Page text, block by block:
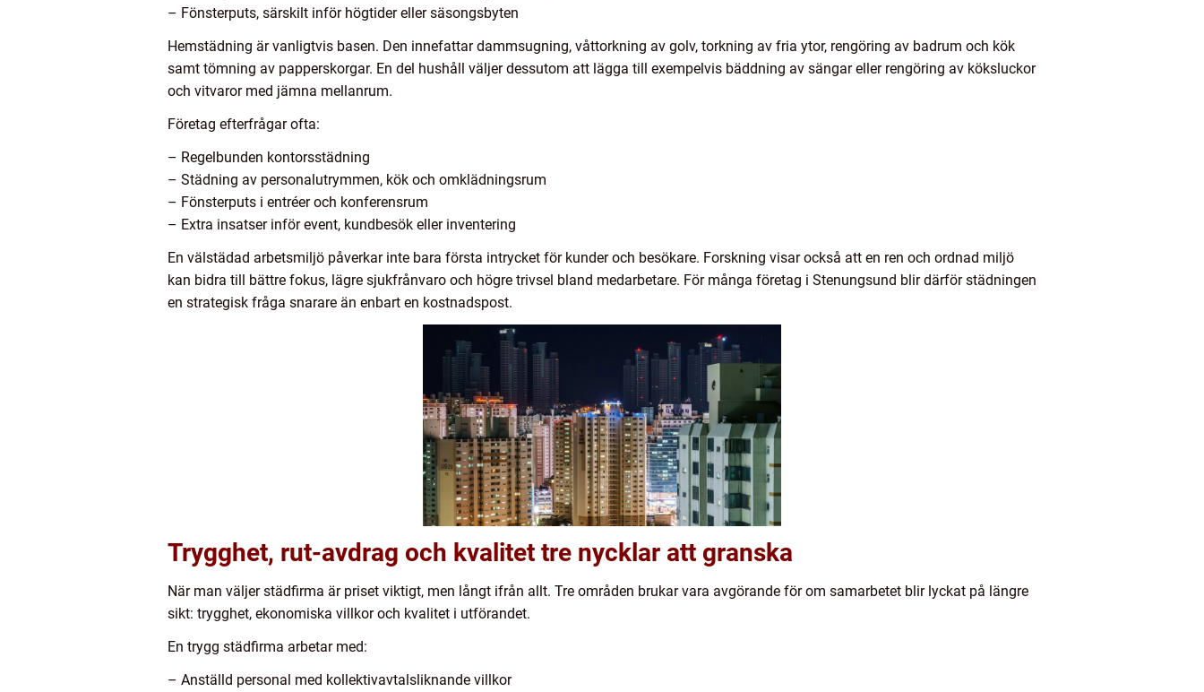
– Fönsterputs, särskilt inför högtider eller säsongsbyten
Hemstädning är vanligtvis basen. Den innefattar dammsugning, våttorkning av golv, torkning av fria ytor, rengöring av badrum och kök
samt tömning av papperskorgar. En del hushåll väljer dessutom att lägga till exempelvis bäddning av sängar eller rengöring av köksluckor
och vitvaror med jämna mellanrum.
Företag efterfrågar ofta:
– Regelbunden kontorsstädning
– Städning av personalutrymmen, kök och omklädningsrum
– Fönsterputs i entréer och konferensrum
– Extra insatser inför event, kundbesök eller inventering
En välstädad arbetsmiljö påverkar inte bara första intrycket för kunder och besökare. Forskning visar också att en ren och ordnad miljö
kan bidra till bättre fokus, lägre sjukfrånvaro och högre trivsel bland medarbetare. För många företag i Stenungsund blir därför städningen
en strategisk fråga snarare än enbart en kostnadspost.
Trygghet, rut-avdrag och kvalitet tre nycklar att granska
När man väljer städfirma är priset viktigt, men långt ifrån allt. Tre områden brukar vara avgörande för om samarbetet blir lyckat på längre
sikt: trygghet, ekonomiska villkor och kvalitet i utförandet.
En trygg städfirma arbetar med:
– Anställd personal med kollektivavtalsliknande villkor